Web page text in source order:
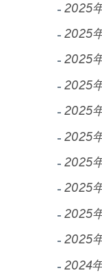
2025
2025
2025
2025
2025
2025
2025
2025
2025
2025
2024